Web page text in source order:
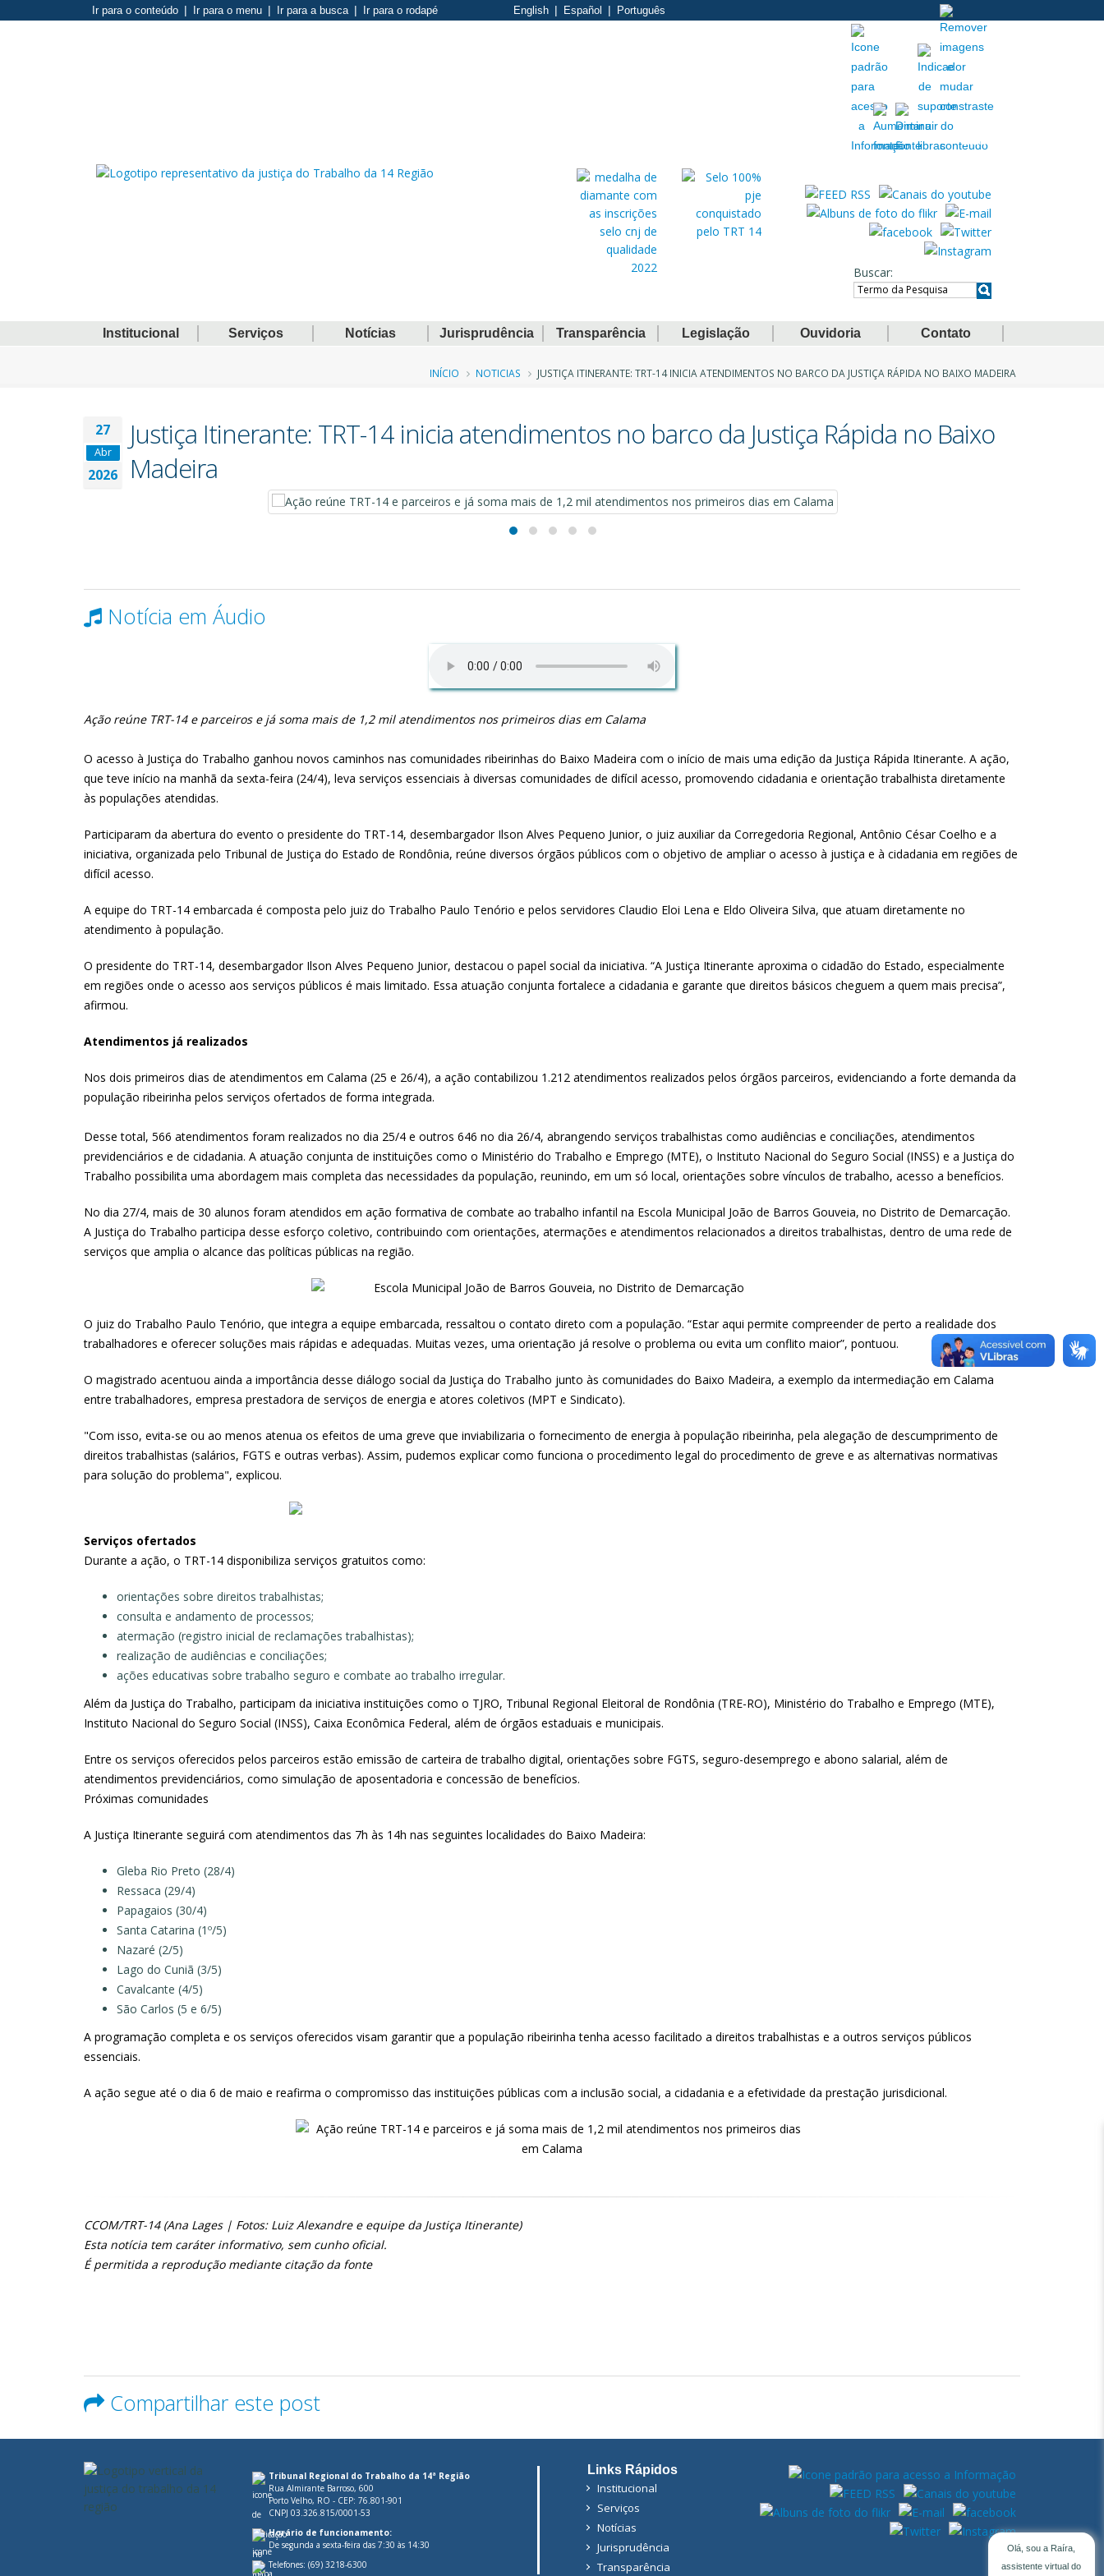
Ir para o conteúdo Ir para o menu Ir para a busca Ir para o rodapé English Español Português
Extranet
Buscar
Institucional Serviços Notícias Jurisprudência Transparência Legislação Ouvidoria Contato
Trilha
navegação
INÍCIO NOTICIAS JUSTIÇA ITINERANTE: TRT-14 INICIA ATENDIMENTOS NO BARCO DA JUSTIÇA RÁPIDA NO BAIXO MADEIRA
27
Abr
2026
Justiça Itinerante: TRT-14 inicia atendimentos no barco da Justiça Rápida no Baixo
Madeira
Notícia em Áudio
Ação reúne TRT-14 e parceiros e já soma mais de 1,2 mil atendimentos nos primeiros dias em Calama
O acesso à Justiça do Trabalho ganhou novos caminhos nas comunidades ribeirinhas do Baixo Madeira com o início de mais uma edição da Justiça Rápida Itinerante. A ação,
que teve início na manhã da sexta-feira (24/4), leva serviços essenciais à diversas comunidades de difícil acesso, promovendo cidadania e orientação trabalhista diretamente
às populações atendidas.
Participaram da abertura do evento o presidente do TRT-14, desembargador Ilson Alves Pequeno Junior, o juiz auxiliar da Corregedoria Regional, Antônio César Coelho e a
iniciativa, organizada pelo Tribunal de Justiça do Estado de Rondônia, reúne diversos órgãos públicos com o objetivo de ampliar o acesso à justiça e à cidadania em regiões de
difícil acesso.
A equipe do TRT-14 embarcada é composta pelo juiz do Trabalho Paulo Tenório e pelos servidores Claudio Eloi Lena e Eldo Oliveira Silva, que atuam diretamente no
atendimento à população.
O presidente do TRT-14, desembargador Ilson Alves Pequeno Junior, destacou o papel social da iniciativa. “A Justiça Itinerante aproxima o cidadão do Estado, especialmente
em regiões onde o acesso aos serviços públicos é mais limitado. Essa atuação conjunta fortalece a cidadania e garante que direitos básicos cheguem a quem mais precisa”,
afirmou.
Atendimentos já realizados
Nos dois primeiros dias de atendimentos em Calama (25 e 26/4), a ação contabilizou 1.212 atendimentos realizados pelos órgãos parceiros, evidenciando a forte demanda da
população ribeirinha pelos serviços ofertados de forma integrada.
Desse total, 566 atendimentos foram realizados no dia 25/4 e outros 646 no dia 26/4, abrangendo serviços trabalhistas como audiências e conciliações, atendimentos
previdenciários e de cidadania. A atuação conjunta de instituições como o Ministério do Trabalho e Emprego (MTE), o Instituto Nacional do Seguro Social (INSS) e a Justiça do
Trabalho possibilita uma abordagem mais completa das necessidades da população, reunindo, em um só local, orientações sobre vínculos de trabalho, acesso a benefícios.
No dia 27/4, mais de 30 alunos foram atendidos em ação formativa de combate ao trabalho infantil na Escola Municipal João de Barros Gouveia, no Distrito de Demarcação.
A Justiça do Trabalho participa desse esforço coletivo, contribuindo com orientações, atermações e atendimentos relacionados a direitos trabalhistas, dentro de uma rede de
serviços que amplia o alcance das políticas públicas na região.
O juiz do Trabalho Paulo Tenório, que integra a equipe embarcada, ressaltou o contato direto com a população. “Estar aqui permite compreender de perto a realidade dos
trabalhadores e oferecer soluções mais rápidas e adequadas. Muitas vezes, uma orientação já resolve o problema ou evita um conflito maior”, pontuou.
O magistrado acentuou ainda a importância desse diálogo social da Justiça do Trabalho junto às comunidades do Baixo Madeira, a exemplo da intermediação em Calama
entre trabalhadores, empresa prestadora de serviços de energia e atores coletivos (MPT e Sindicato).
"Com isso, evita-se ou ao menos atenua os efeitos de uma greve que inviabilizaria o fornecimento de energia à população ribeirinha, pela alegação de descumprimento de
direitos trabalhistas (salários, FGTS e outras verbas). Assim, pudemos explicar como funciona o procedimento legal do procedimento de greve e as alternativas normativas
para solução do problema", explicou.
Serviços ofertados
Durante a ação, o TRT-14 disponibiliza serviços gratuitos como:
orientações sobre direitos trabalhistas;
consulta e andamento de processos;
atermação (registro inicial de reclamações trabalhistas);
realização de audiências e conciliações;
ações educativas sobre trabalho seguro e combate ao trabalho irregular.
Além da Justiça do Trabalho, participam da iniciativa instituições como o TJRO, Tribunal Regional Eleitoral de Rondônia (TRE-RO), Ministério do Trabalho e Emprego (MTE),
Instituto Nacional do Seguro Social (INSS), Caixa Econômica Federal, além de órgãos estaduais e municipais.
Entre os serviços oferecidos pelos parceiros estão emissão de carteira de trabalho digital, orientações sobre FGTS, seguro-desemprego e abono salarial, além de
atendimentos previdenciários, como simulação de aposentadoria e concessão de benefícios.
Próximas comunidades
A Justiça Itinerante seguirá com atendimentos das 7h às 14h nas seguintes localidades do Baixo Madeira:
Gleba Rio Preto (28/4)
Ressaca (29/4)
Papagaios (30/4)
Santa Catarina (1º/5)
Nazaré (2/5)
Lago do Cuniã (3/5)
Cavalcante (4/5)
São Carlos (5 e 6/5)
A programação completa e os serviços oferecidos visam garantir que a população ribeirinha tenha acesso facilitado a direitos trabalhistas e a outros serviços públicos
essenciais.
A ação segue até o dia 6 de maio e reafirma o compromisso das instituições públicas com a inclusão social, a cidadania e a efetividade da prestação jurisdicional.
CCOM/TRT-14 (Ana Lages | Fotos: Luiz Alexandre e equipe da Justiça Itinerante)
Esta notícia tem caráter informativo, sem cunho oficial.
É permitida a reprodução mediante citação da fonte
Compartilhar este post
Tribunal Regional do Trabalho da 14ª Região
Rua Almirante Barroso, 600
Porto Velho, RO - CEP: 76.801-901
CNPJ 03.326.815/0001-53
Horário de funcionamento:
De segunda a sexta-feira das 7:30 às 14:30
Telefones: (69) 3218-6300
Links Rápidos
Institucional
Serviços
Notícias
Jurisprudência
Transparência
Olá, sou a Raíra,
assistente virtual do